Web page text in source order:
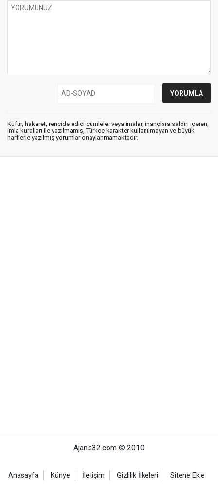
Küfür, hakaret, rencide edici cümleler veya imalar, inançlara saldırı içeren,
imla kuralları ile yazılmamış, Türkçe karakter kullanılmayan ve büyük
harflerle yazılmış yorumlar onaylanmamaktadır.
Ajans32.com © 2010
Anasayfa Künye İletişim Gizlilik İlkeleri Sitene Ekle